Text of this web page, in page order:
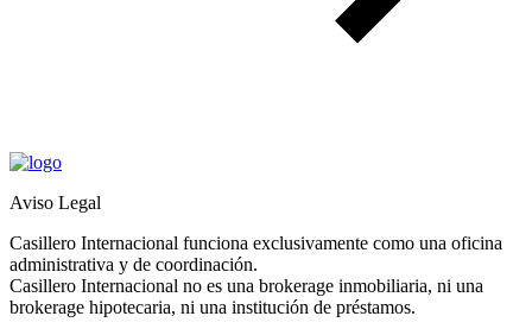
Aviso Legal
Casillero Internacional funciona exclusivamente como una oficina
administrativa y de coordinación.
Casillero Internacional no es una brokerage inmobiliaria, ni una
brokerage hipotecaria, ni una institución de préstamos.